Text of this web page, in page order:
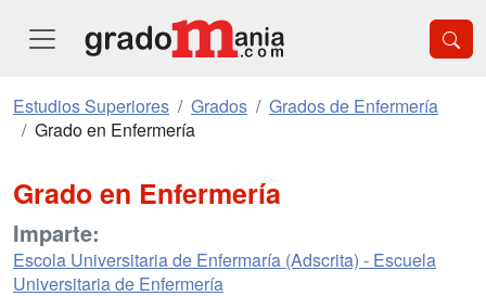
Estudios Superiores Grados
Grados de Enfermería
Grado en Enfermería
Grado en Enfermería
Imparte:
Escola Universitaria de Enfermaría (Adscrita) - Escuela
Universitaria de Enfermería